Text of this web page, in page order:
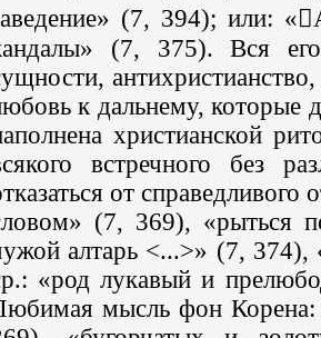
(7, 394); или:
(7, 375). Вся
к дальнему, которые
христианской
встречного без
от
(7, 369), «рыться
алтарь <...>» (7, 374),
«род лукавый и
мысль фон